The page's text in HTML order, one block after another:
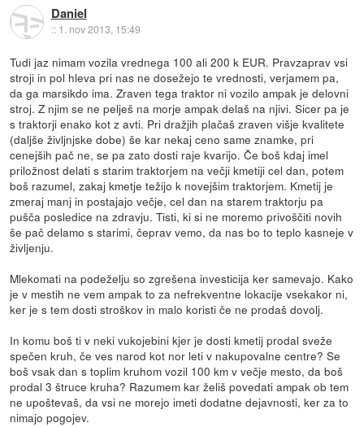
Daniel
:: 1. nov 2013, 15:49
Tudi jaz nimam vozila vrednega 100 ali 200 k EUR. Pravzaprav vsi
stroji in pol hleva pri nas ne dosežejo te vrednosti, verjamem pa,
da ga marsikdo ima. Zraven tega traktor ni vozilo ampak je delovni
stroj. Z njim se ne pelješ na morje ampak delaš na njivi. Sicer pa je
s traktorji enako kot z avti. Pri dražjih plačaš zraven višje kvalitete
(daljše življnjske dobe) še kar nekaj ceno same znamke, pri
cenejših pač ne, se pa zato dosti raje kvarijo. Če boš kdaj imel
priložnost delati s starim traktorjem na večji kmetiji cel dan, potem
boš razumel, zakaj kmetje težijo k novejšim traktorjem. Kmetij je
zmeraj manj in postajajo večje, cel dan na starem traktorju pa
pušča posledice na zdravju. Tisti, ki si ne moremo privoščiti novih
še pač delamo s starimi, čeprav vemo, da nas bo to teplo kasneje v
življenju.
Mlekomati na podeželju so zgrešena investicija ker samevajo. Kako
je v mestih ne vem ampak to za nefrekventne lokacije vsekakor ni,
ker je s tem dosti stroškov in malo koristi če ne prodaš dovolj.
In komu boš ti v neki vukojebini kjer je dosti kmetij prodal sveže
spečen kruh, če ves narod kot nor leti v nakupovalne centre? Se
boš vsak dan s toplim kruhom vozil 100 km v večje mesto, da boš
prodal 3 štruce kruha? Razumem kar želiš povedati ampak ob tem
ne upoštevaš, da vsi ne morejo imeti dodatne dejavnosti, ker za to
nimajo pogojev.